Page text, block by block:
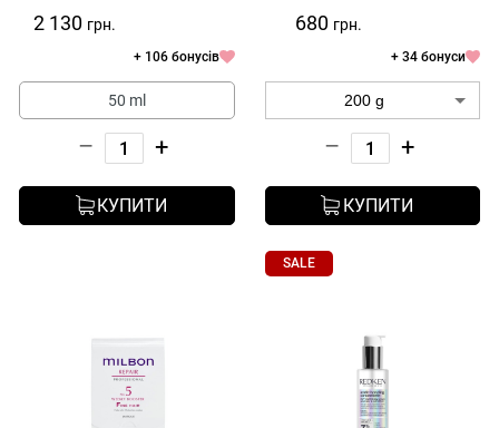
2 130 грн.
+ 106 бонусів
50 ml
– +
КУПИТИ
680 грн.
+ 34 бонуси
– +
КУПИТИ
SALE